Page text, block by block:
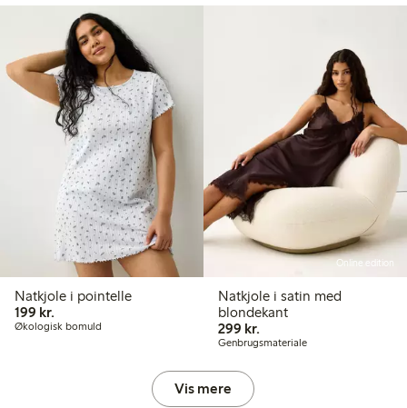
Natkjole i pointelle
199 kr.
Økologisk bomuld
Online edition
Natkjole i satin med
blondekant
299 kr.299,00 kr.
Genbrugsmateriale
Vis mere